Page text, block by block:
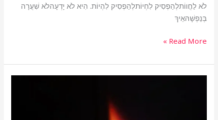
לֹא לַחֲווֹתלְהַפְסִיק לִחְיוֹתלְהַפְסִיק לִהְיוֹת. הִיא לֹא יָדְעָהלֹא שִׁעֲרָה
בְּנַפְשָׁהּאֵיךְ
Read More »